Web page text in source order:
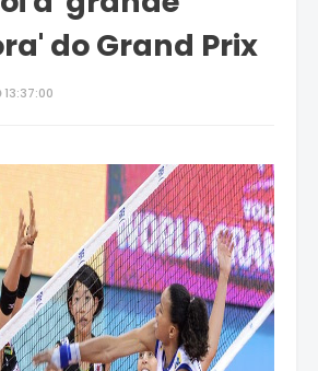
do Grand Prix
13:37:00